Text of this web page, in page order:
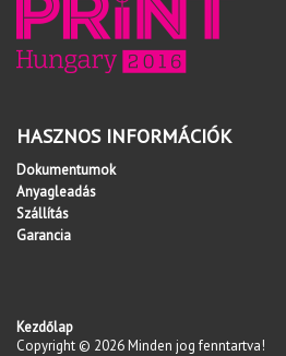
HASZNOS INFORMÁCIÓK
Dokumentumok
Anyagleadás
Szállítás
Garancia
Kezdőlap
Copyright © 2026 Minden jog fenntartva!